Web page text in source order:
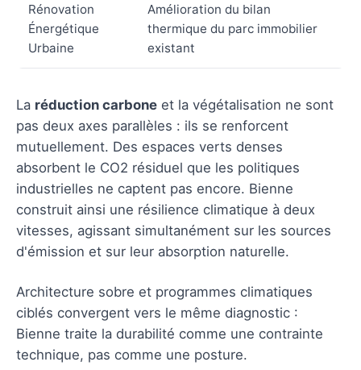
Rénovation
Énergétique
Urbaine
Amélioration du bilan
thermique du parc immobilier
existant
La réduction carbone et la végétalisation ne sont
pas deux axes parallèles : ils se renforcent
mutuellement. Des espaces verts denses
absorbent le CO2 résiduel que les politiques
industrielles ne captent pas encore. Bienne
construit ainsi une résilience climatique à deux
vitesses, agissant simultanément sur les sources
d'émission et sur leur absorption naturelle.
Architecture sobre et programmes climatiques
ciblés convergent vers le même diagnostic :
Bienne traite la durabilité comme une contrainte
technique, pas comme une posture.